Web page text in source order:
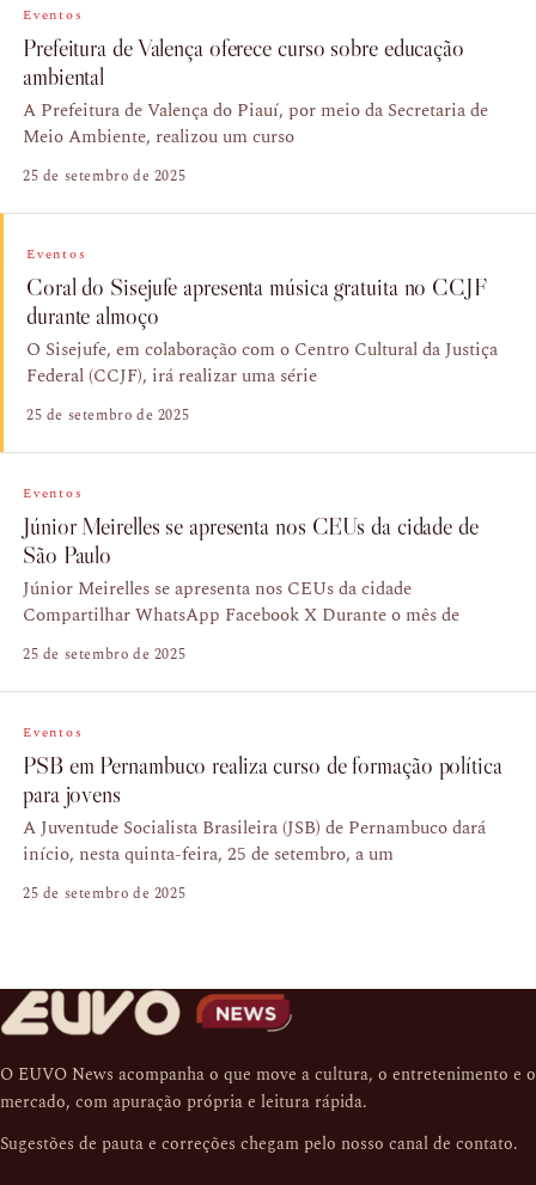
Eventos
Prefeitura de Valença oferece curso sobre educação
ambiental
A Prefeitura de Valença do Piauí, por meio da Secretaria de
Meio Ambiente, realizou um curso
25 de setembro de 2025
Eventos
Coral do Sisejufe apresenta música gratuita no CCJF
durante almoço
O Sisejufe, em colaboração com o Centro Cultural da Justiça
Federal (CCJF), irá realizar uma série
25 de setembro de 2025
Eventos
Júnior Meirelles se apresenta nos CEUs da cidade de
São Paulo
Júnior Meirelles se apresenta nos CEUs da cidade
Compartilhar WhatsApp Facebook X Durante o mês de
25 de setembro de 2025
Eventos
PSB em Pernambuco realiza curso de formação política
para jovens
A Juventude Socialista Brasileira (JSB) de Pernambuco dará
início, nesta quinta-feira, 25 de setembro, a um
25 de setembro de 2025
O EUVO News acompanha o que move a cultura, o entretenimento e o
mercado, com apuração própria e leitura rápida.
Sugestões de pauta e correções chegam pelo nosso canal de contato.